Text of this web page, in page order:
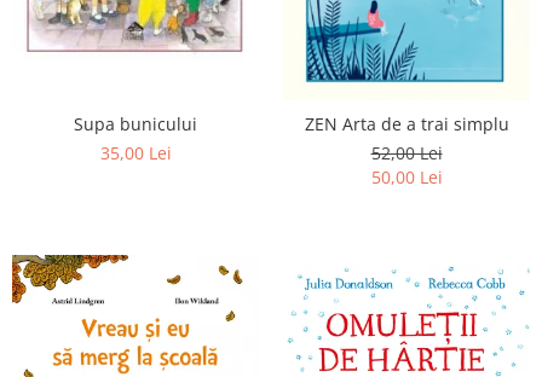
Supa bunicului
35,00 Lei
ZEN Arta de a trai simplu
52,00 Lei
50,00 Lei